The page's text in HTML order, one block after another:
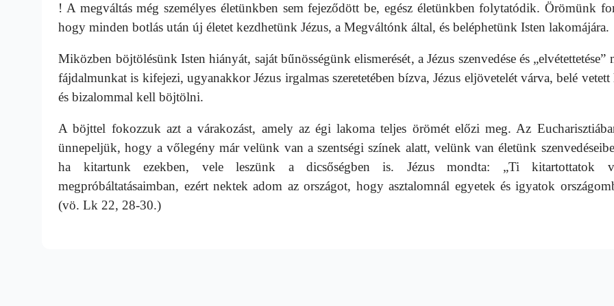
! A megváltás még személyes életünkben sem fejeződött be, egész életünkben folytatódik. Örömünk
hogy minden botlás után új életet kezdhetünk Jézus, a Megváltónk által, és beléphetünk Isten lakomájára.
Miközben böjtölésünk Isten hiányát, saját bűnösségünk elismerését, a Jézus szenvedése és „elvétettetése”
fájdalmunkat is kifejezi, ugyanakkor Jézus irgalmas szeretetében bízva, Jézus eljövetelét várva, belé
és bizalommal kell böjtölni.
A böjttel fokozzuk azt a várakozást, amely az égi lakoma teljes örömét előzi meg. Az
ünnepeljük, hogy a vőlegény már velünk van a szentségi színek alatt, velünk van életünk
ha kitartunk ezekben, vele leszünk a dicsőségben is. Jézus mondta: „Ti kitartottatok
megpróbáltatásaimban, ezért nektek adom az országot, hogy asztalomnál egyetek és igyatok
(vö. Lk 22, 28-30.)